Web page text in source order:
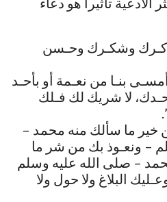
ذكـرك وشكـرك وحـسن
بنـا من نعـمة أو بأحـد
لا شريك لك فـلك
خير ما سألك منه محمد –
– ونعـوذ بك من شر ما
– صلى الله عليه وسلم
البلاغ ولا حول ولا